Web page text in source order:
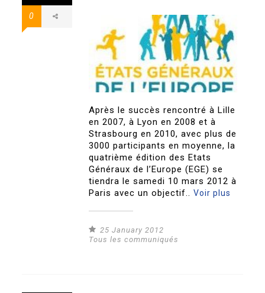
0
Après le succès rencontré à Lille
en 2007, à Lyon en 2008 et à
Strasbourg en 2010, avec plus de
3000 participants en moyenne, la
quatrième édition des Etats
Généraux de l’Europe (EGE) se
tiendra le samedi 10 mars 2012 à
Paris avec un objectif..Voir plus
25 January 2012
Tous les communiqués